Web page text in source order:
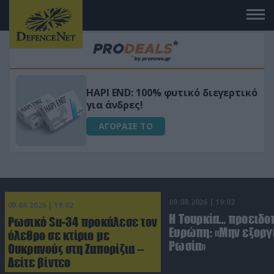
Μεταμόρφωσε τον κήπο σου με το
Ultra Box Μίνι Αλυσοπρίονο με
μπαταρία λιθίου
ΑΓΟΡΑΣΕ ΤΟ
09.08.2026 | 19:02
Ρωσικό Su-34 προκάλεσε τον
όλεθρο σε κτίριο με
Ουκρανούς στη Ζαπορίζια –
Δείτε βίντεο
09.08.2026 | 19:02
Η Τουρκία…
Ευρώπη: «Μην
Ρωσία»